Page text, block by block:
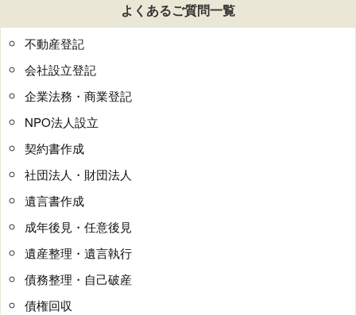
よくあるご質問一覧
不動産登記
会社設立登記
企業法務・商業登記
NPO法人設立
契約書作成
社団法人・財団法人
遺言書作成
成年後見・任意後見
遺産整理・遺言執行
債務整理・自己破産
債権回収